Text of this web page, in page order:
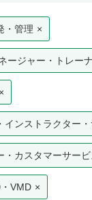
・管理 ×
ージャー・トレー
×
インストラクター・
・カスタマーサービ
VMD ×